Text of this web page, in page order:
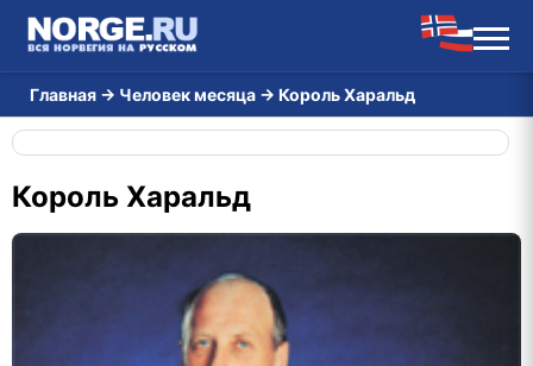
Главная → Человек месяца → Король Харальд
Король Харальд